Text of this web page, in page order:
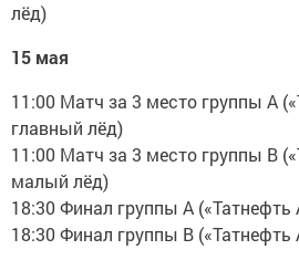
лёд)
15 мая
11:00 Матч за 3 место группы А
главный лёд)
11:00 Матч за 3 место группы В
малый лёд)
18:30 Финал группы А («Татнефть
18:30 Финал группы В